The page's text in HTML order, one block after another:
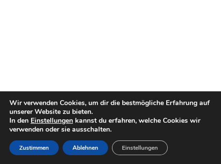
Wir verwenden Cookies, um dir die bestmögliche Erfahrung auf
unserer Website zu bieten.
In den Einstellungen kannst du erfahren, welche Cookies wir
verwenden oder sie ausschalten.
Zustimmen Ablehnen Einstellungen